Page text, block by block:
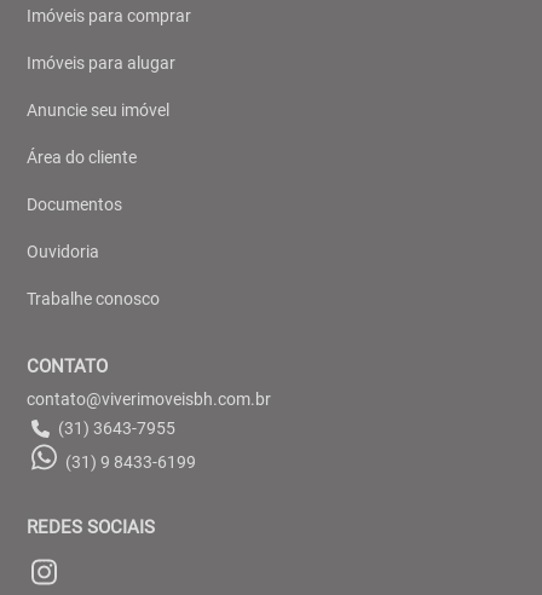
Imóveis para comprar
Imóveis para alugar
Anuncie seu imóvel
Área do cliente
Documentos
Ouvidoria
Trabalhe conosco
CONTATO
contato@viverimoveisbh.com.br
(31) 3643-7955
(31) 9 8433-6199
REDES SOCIAIS